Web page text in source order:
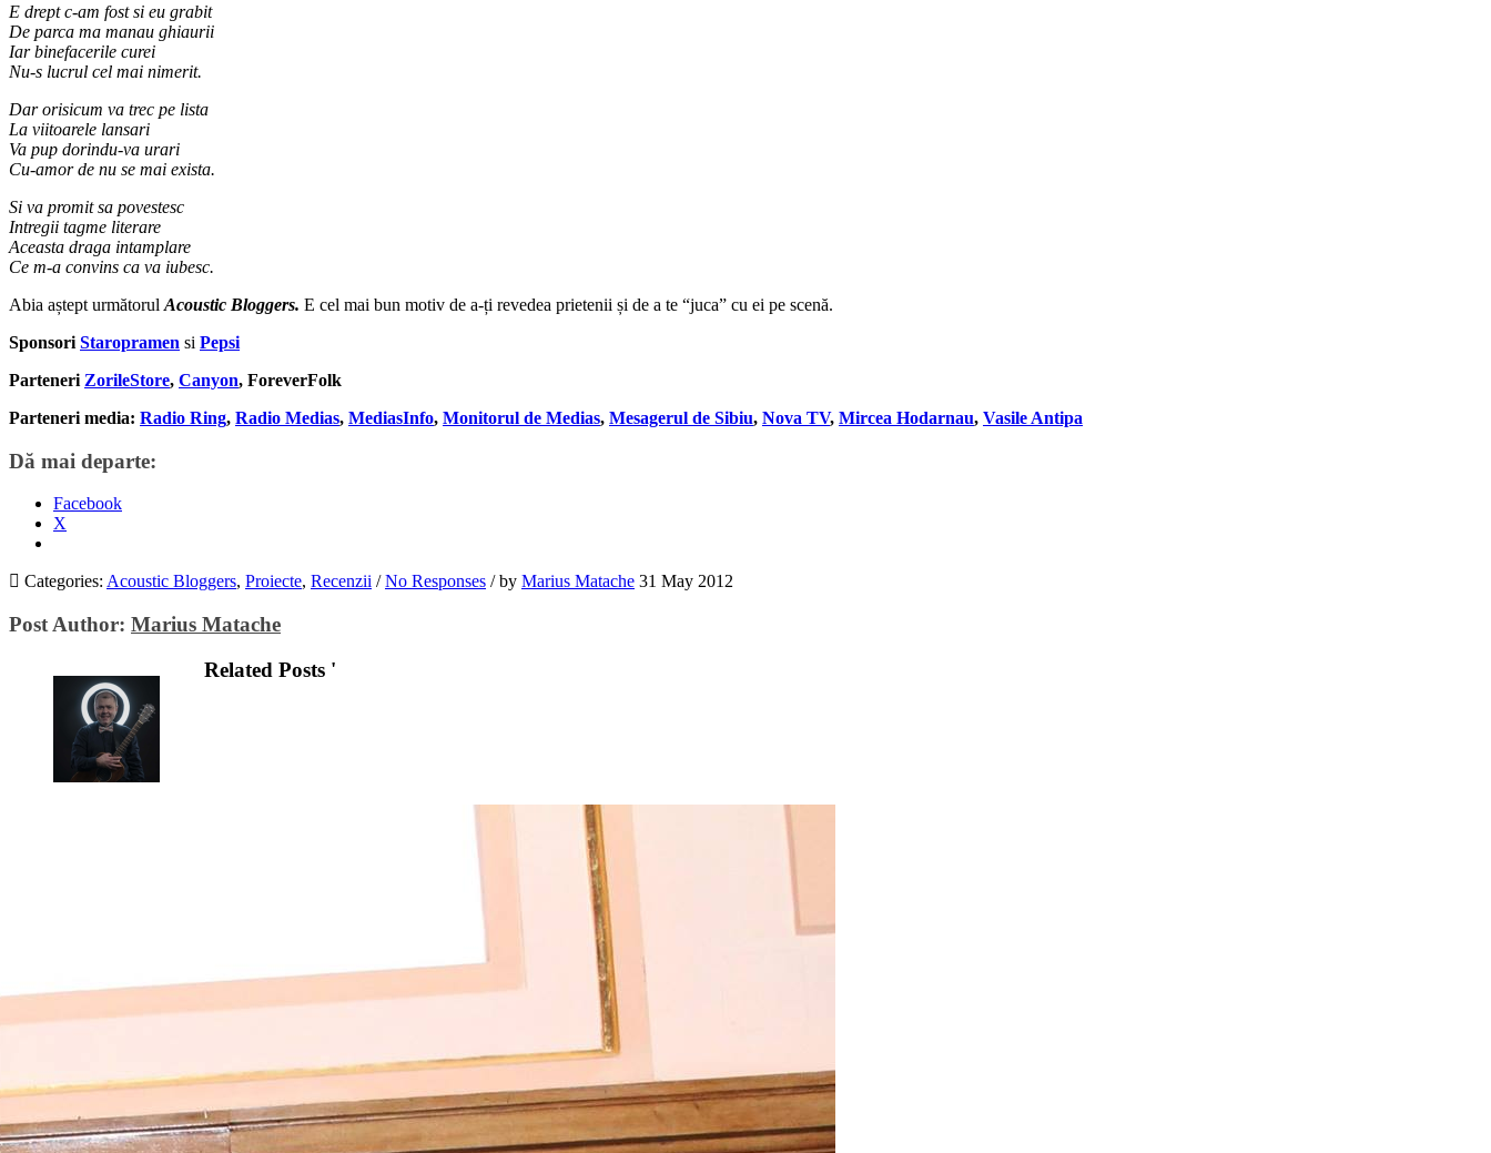
E drept c-am fost si eu grabit
De parca ma manau ghiaurii
Iar binefacerile curei
Nu-s lucrul cel mai nimerit.
Dar orisicum va trec pe lista
La viitoarele lansari
Va pup dorindu-va urari
Cu-amor de nu se mai exista.
Si va promit sa povestesc
Intregii tagme literare
Aceasta draga intamplare
Ce m-a convins ca va iubesc.
Abia aștept următorul Acoustic Bloggers. E cel mai bun motiv de a-ți revedea prietenii și de a te “juca” cu ei pe scenă.
Sponsori Staropramen si Pepsi
Parteneri ZorileStore, Canyon, ForeverFolk
Parteneri media: Radio Ring, Radio Medias, MediasInfo, Monitorul de Medias, Mesagerul de Sibiu, Nova TV, Mircea Hodarnau, Vasile Antipa
Dă mai departe:
Facebook
X
Categories: Acoustic Bloggers, Proiecte, Recenzii / No Responses /by Marius Matache 31 May 2012
Post Author: Marius Matache
Related Posts '